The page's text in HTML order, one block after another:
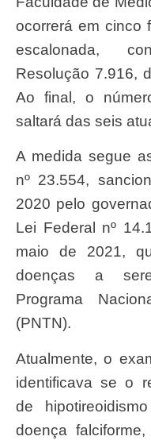
ocorrerá em cinco
escalonada,
Resolução 7.916,
Ao final, o
saltará das seis
A medida segue as diretrizes da Lei Estadual
nº 23.554,
2020 pelo
Lei Federal nº
maio de 2021,
doenças a
Programa
(PNTN).
Atualmente, o exame realizado pelo SUS-MG
identificava se o
de
doença